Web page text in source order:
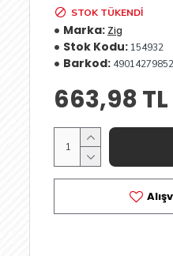
STOK TÜKENDI
Marka: Zig
Stok Kodu: 154932
Barkod:
663,98 TL